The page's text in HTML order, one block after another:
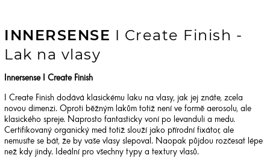
INNERSENSE I Create Finish -
Lak na vlasy
Innersense I Create Finish
I Create Finish dodává klasickému laku na vlasy, jak jej znáte, zcela
novou dimenzi. Oproti běžným lakům totiž není ve formě aerosolu, ale
klasického spreje. Naprosto fantasticky voní po levanduli a medu.
Certifikovaný organický med totiž slouží jako přírodní fixátor, ale
nemusíte se bát, že by vaše vlasy slepoval. Naopak půjdou rozčesat lépe
než kdy jindy. Ideální pro všechny typy a textury vlasů.